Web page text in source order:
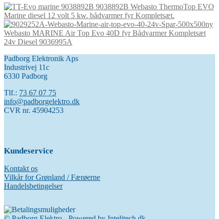
pris
var:
11.037,50 kr..
pris
er:
7.370,00 kr..
9038892B Webasto ThermoTop EVO
Marine diesel 12 volt 5 kw. bådvarmer fyr Kompletsæt.
Webasto MARINE Air Top Evo 40D fyr Bådvarmer Kompletsæt
24v Diesel 9036995A
Padborg Elektronik Aps
Industrivej 11c
6330 Padborg
Tlf.: 73 67 07 75
info@padborgelektro.dk
CVR nr. 45904253
Kundeservice
Kontakt os
Vilkår for Grønland / Færøerne
Handelsbetingelser